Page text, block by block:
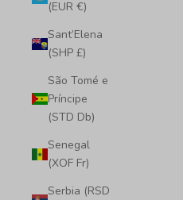
(EUR €)
Sant’Elena
(SHP £)
São Tomé e
Príncipe
(STD Db)
Senegal
(XOF Fr)
Serbia (RSD